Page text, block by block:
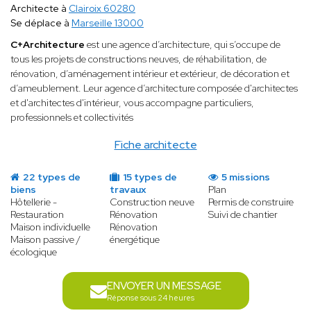
Fiche architecte
Architecte à Clairoix 60280
Se déplace à Marseille 13000
C+Architecture est une agence d’architecture, qui s’occupe de
tous les projets de constructions neuves, de réhabilitation, de
rénovation, d’aménagement intérieur et extérieur, de décoration et
d’ameublement. Leur agence d’architecture composée d'architectes
et d'architectes d'intérieur, vous accompagne particuliers,
professionnels et collectivités
22 types de
biens
Hôtellerie -
Restauration
Maison individuelle
Maison passive /
écologique
15 types de
travaux
Construction neuve
Rénovation
Rénovation
énergétique
5 missions
Plan
Permis de construire
Suivi de chantier
ENVOYER UN MESSAGE
Réponse sous 24 heures